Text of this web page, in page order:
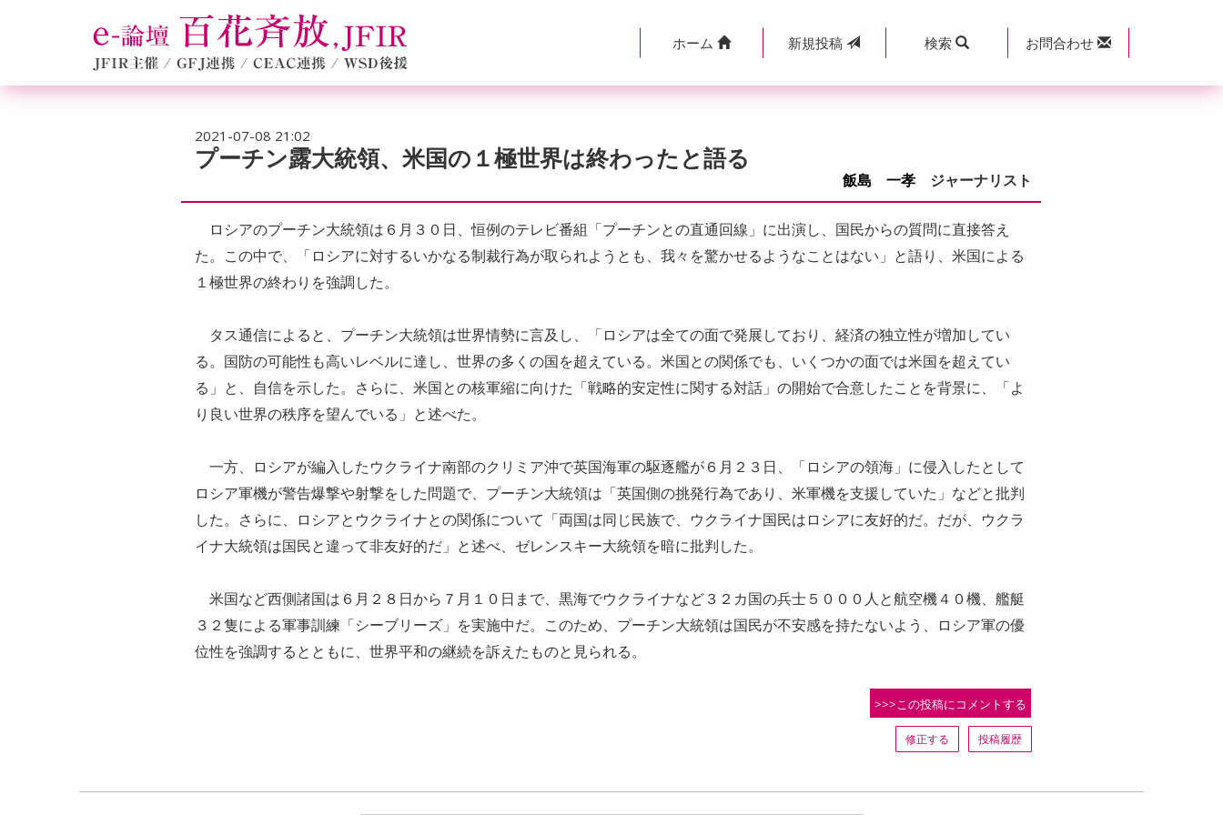
ホーム 新規投稿 検索 お問合わせ
2021-07-08 21:02
プーチン露大統領、米国の１極世界は終わったと語る
飯島 一孝 ジャーナリスト
ロシアのプーチン大統領は６月３０日、恒例のテレビ番組「プーチンとの直通回線」に出演し、国民からの質問に直接答え
た。この中で、「ロシアに対するいかなる制裁行為が取られようとも、我々を驚かせるようなことはない」と語り、米国による
１極世界の終わりを強調した。
タス通信によると、プーチン大統領は世界情勢に言及し、「ロシアは全ての面で発展しており、経済の独立性が増加してい
る。国防の可能性も高いレベルに達し、世界の多くの国を超えている。米国との関係でも、いくつかの面では米国を超えてい
る」と、自信を示した。さらに、米国との核軍縮に向けた「戦略的安定性に関する対話」の開始で合意したことを背景に、「よ
り良い世界の秩序を望んでいる」と述べた。
一方、ロシアが編入したウクライナ南部のクリミア沖で英国海軍の駆逐艦が６月２３日、「ロシアの領海」に侵入したとして
ロシア軍機が警告爆撃や射撃をした問題で、プーチン大統領は「英国側の挑発行為であり、米軍機を支援していた」などと批判
した。さらに、ロシアとウクライナとの関係について「両国は同じ民族で、ウクライナ国民はロシアに友好的だ。だが、ウクラ
イナ大統領は国民と違って非友好的だ」と述べ、ゼレンスキー大統領を暗に批判した。
米国など西側諸国は６月２８日から７月１０日まで、黒海でウクライナなど３２カ国の兵士５０００人と航空機４０機、艦艇
３２隻による軍事訓練「シーブリーズ」を実施中だ。このため、プーチン大統領は国民が不安感を持たないよう、ロシア軍の優
位性を強調するとともに、世界平和の継続を訴えたものと見られる。
>>>この投稿にコメントする
修正する 投稿履歴